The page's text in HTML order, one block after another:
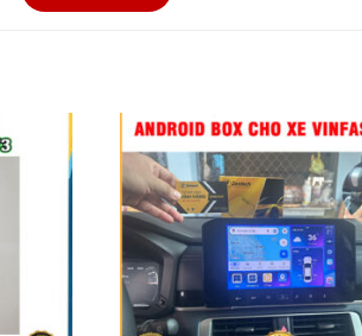
lùi cho xe VinFast VF3 chất lượng tại Tphcm